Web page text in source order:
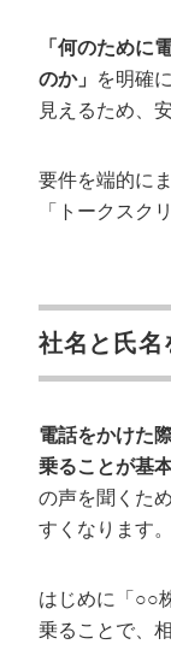
「何のために
のか」
を明確
見えるため、
要件を端的に
「トークスク
社名と氏名
電話をかけた
乗ることが基
の声を聞くた
すくなります。
はじめに「○○
乗ることで、